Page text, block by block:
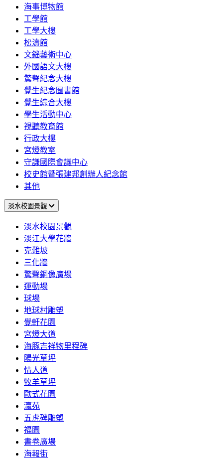
海事博物館
工學館
工學大樓
松濤館
文錙藝術中心
外國語文大樓
驚聲紀念大樓
覺生紀念圖書館
覺生綜合大樓
學生活動中心
視聽教育館
行政大樓
宮燈教室
守謙國際會議中心
校史館暨張建邦創辦人紀念館
其他
淡水校園景觀
淡水校園景觀
淡江大學花牆
克難坡
三化牆
驚聲銅像廣場
運動場
球場
地球村雕塑
覺軒花園
宮燈大道
海豚吉祥物里程碑
陽光草坪
情人道
牧羊草坪
歐式花園
瀛苑
五虎碑雕塑
福園
書卷廣場
海報街